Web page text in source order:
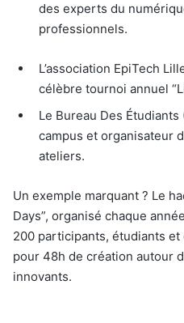
des experts du
professionnels.
L’association EpiTech
célèbre tournoi annuel
Le Bureau Des
campus et organisateur
ateliers.
Un exemple marquant ? Le
Days”, organisé chaque
200 participants, étudiants
pour 48h de création autour
innovants.